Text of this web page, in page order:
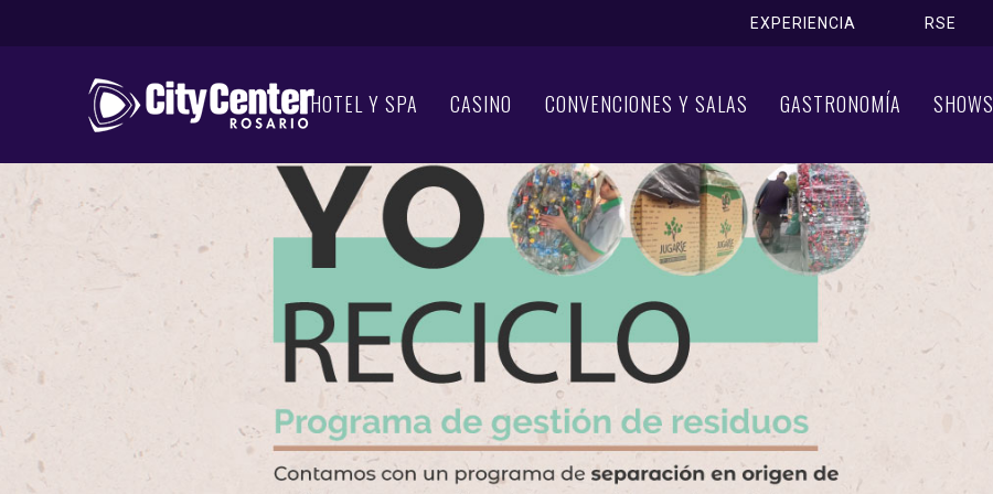
EXPERIENCIA RSE
HOTEL Y SPA CASINO CONVENCIONES Y SALAS GASTRONOMÍA SHOWS